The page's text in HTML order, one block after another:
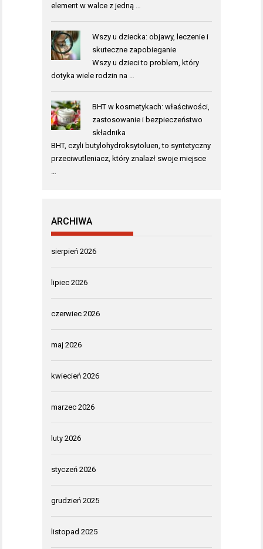
element w walce z jedną …
Wszy u dziecka: objawy, leczenie i
skuteczne zapobieganie
Wszy u dzieci to problem, który
dotyka wiele rodzin na …
BHT w kosmetykach: właściwości,
zastosowanie i bezpieczeństwo
składnika
BHT, czyli butylohydroksytoluen, to syntetyczny
przeciwutleniacz, który znalazł swoje miejsce
ARCHIWA
sierpień 2026
lipiec 2026
czerwiec 2026
maj 2026
kwiecień 2026
marzec 2026
luty 2026
styczeń 2026
grudzień 2025
listopad 2025